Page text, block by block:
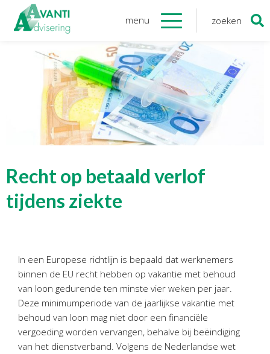
menu zoeken
Organisatie
Onze medewerkers
NOAB gecertificeerd
Algemene verordening
gegevensbescherming
Sponsoring
Onze diensten
Tijdelijk financieel personeel
Personeel & Organisatie
Bedrijfseconomisch advies
Belastingadvies Purmerend
Online boekhouden
Zoeken
Recht op betaald verlof
tijdens ziekte
In een Europese richtlijn is bepaald dat werknemers
binnen de EU recht hebben op vakantie met behoud
van loon gedurende ten minste vier weken per jaar.
Deze minimumperiode van de jaarlijkse vakantie met
behoud van loon mag niet door een financiële
vergoeding worden vervangen, behalve bij beëindiging
van het dienstverband. Volgens de Nederlandse wet